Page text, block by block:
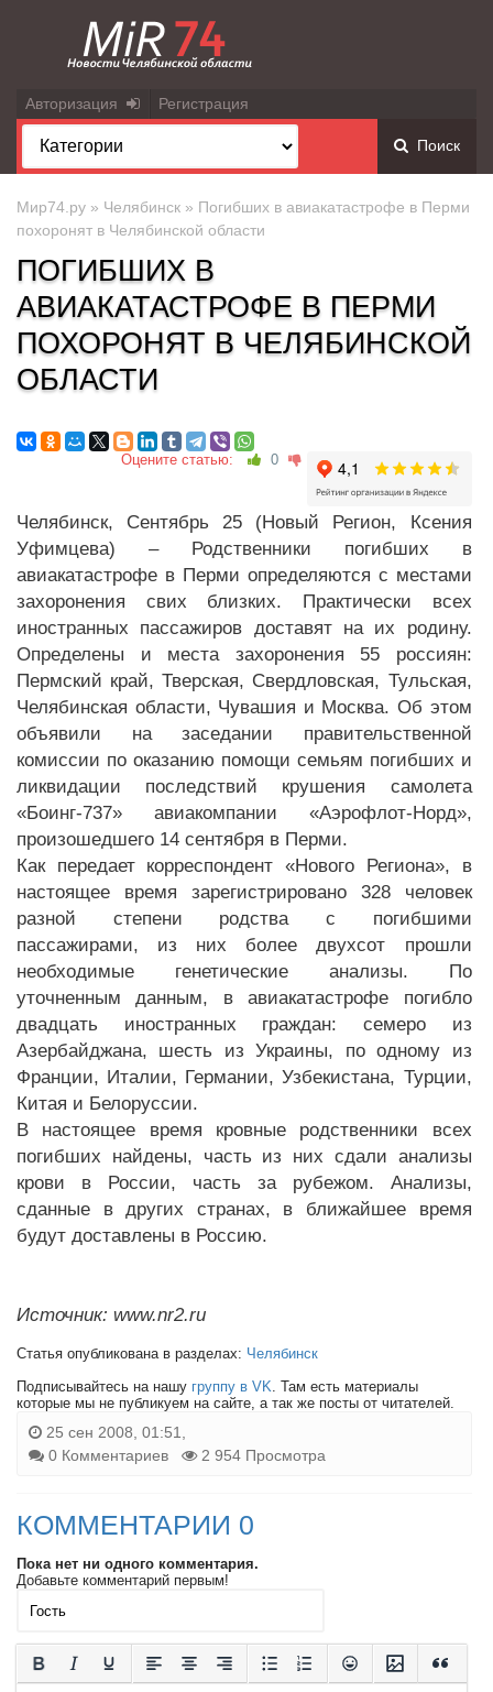
Авторизация Регистрация
Поиск
Мир74.ру » Челябинск » Погибших в авиакатастрофе в Перми
похоронят в Челябинской области
ПОГИБШИХ В
АВИАКАТАСТРОФЕ В ПЕРМИ
ПОХОРОНЯТ В ЧЕЛЯБИНСКОЙ
ОБЛАСТИ
Оцените статью: 0
Челябинск, Сентябрь 25 (Новый Регион, Ксения
Уфимцева) – Родственники погибших в
авиакатастрофе в Перми определяются с местами
захоронения свих близких. Практически всех
иностранных пассажиров доставят на их родину.
Определены и места захоронения 55 россиян:
Пермский край, Тверская, Свердловская, Тульская,
Челябинская области, Чувашия и Москва. Об этом
объявили на заседании правительственной
комиссии по оказанию помощи семьям погибших и
ликвидации последствий крушения самолета
«Боинг-737» авиакомпании «Аэрофлот-Норд»,
произошедшего 14 сентября в Перми.
Как передает корреспондент «Нового Региона», в
настоящее время зарегистрировано 328 человек
разной степени родства с погибшими
пассажирами, из них более двухсот прошли
необходимые генетические анализы. По
уточненным данным, в авиакатастрофе погибло
двадцать иностранных граждан: семеро из
Азербайджана, шесть из Украины, по одному из
Франции, Италии, Германии, Узбекистана, Турции,
Китая и Белоруссии.
В настоящее время кровные родственники всех
погибших найдены, часть из них сдали анализы
крови в России, часть за рубежом. Анализы,
сданные в других странах, в ближайшее время
будут доставлены в Россию.
Источник: www.nr2.ru
Статья опубликована в разделах: Челябинск
Подписывайтесь на нашу группу в VK. Там есть материалы
которые мы не публикуем на сайте, а так же посты от читателей.
25 сен 2008, 01:51,
0 Комментариев
2 954 Просмотра
КОММЕНТАРИИ 0
Пока нет ни одного комментария.
Добавьте комментарий первым!